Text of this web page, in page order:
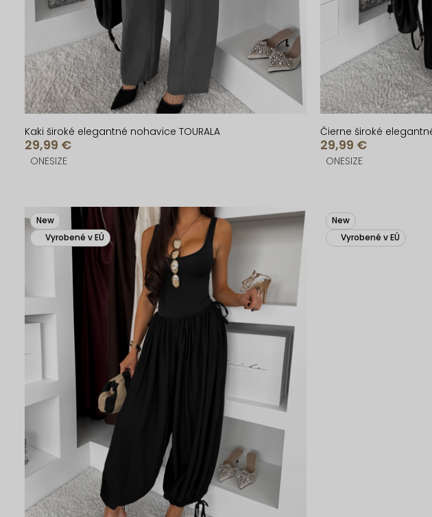
t
o
v
t
o
v
Kaki široké elegantné nohavice TOURALA
29,99 €
ONESIZE
Čierne široké
29,99 €
ONESIZE
New
Vyrobené v EÚ
New
Vyrobené v EÚ